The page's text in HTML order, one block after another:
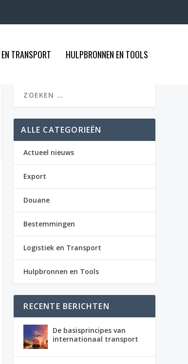
TRANSPORT HULPBRONNEN EN TOOLS
ALLE CATEGORIEËN
Actueel nieuws
Export
Douane
Bestemmingen
Logistiek en Transport
Hulpbronnen en Tools
RECENTE BERICHTEN
De basisprincipes van
internationaal transport